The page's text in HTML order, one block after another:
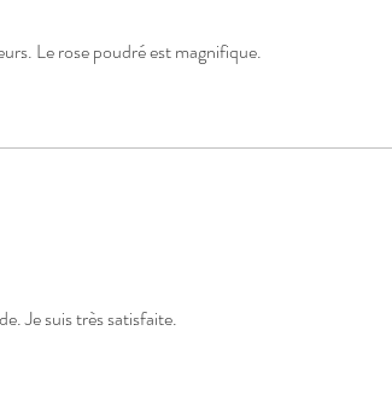
Le rose poudré est magnifique.
Je suis très satisfaite.